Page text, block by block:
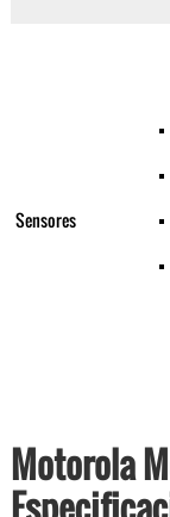
Sensores
Motorola